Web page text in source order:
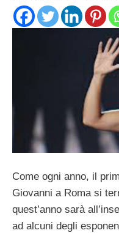
Come ogni anno, il
Giovanni a Roma si
quest’anno sarà
ad alcuni degli